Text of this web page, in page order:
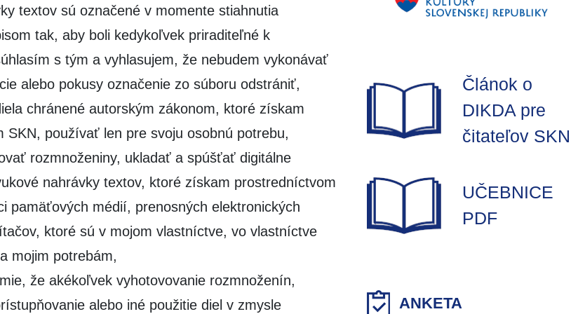
textov sú označené v momente stiahnutia
tak, aby boli kedykoľvek priraditeľné k
s tým a vyhlasujem, že nebudem vykonávať
alebo pokusy označenie zo súboru odstrániť,
chránené autorským zákonom, ktoré získam
SKN, používať len pre svoju osobnú potrebu,
rozmnoženiny, ukladať a spúšťať digitálne
nahrávky textov, ktoré získam prostredníctvom
pamäťových médií, prenosných elektronických
ktoré sú v mojom vlastníctve, vo vlastníctve
mojim potrebám,
že akékoľvek vyhotovovanie rozmnoženín,
alebo iné použitie diel v zmysle
Článok o
DIKDA pre
čitateľov SKN
UČEBNICE
PDF
ANKETA